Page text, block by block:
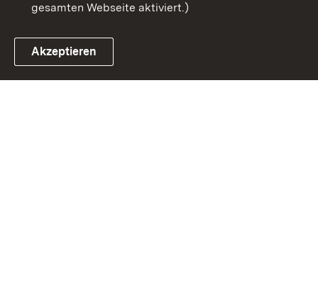
Link zum Landesportal
gesamten Webseite aktiviert.)
Akzeptieren